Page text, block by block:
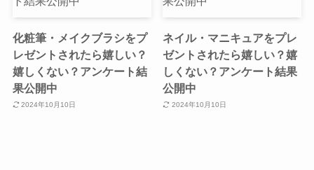
化粧筆・メイクブラシをプ
レゼントされたら嬉しい？
嬉しくない？アンケート結
果公開中
2024年10月10日
ネイル・マニキュアをプレ
ゼントされたら嬉しい？嬉
しくない？アンケート結果
公開中
2024年10月10日